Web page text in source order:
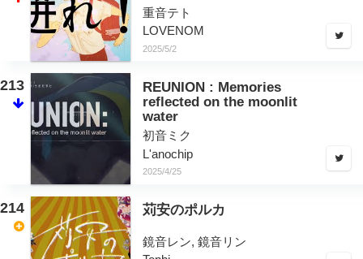
重音テト
LOVENOM
2025/5/2
213
REUNION : Memories
reflected on the moonlit
water
初音ミク
L'anochip
2025/4/25
214 苅安のポルカ
鏡音レン, 鏡音リン